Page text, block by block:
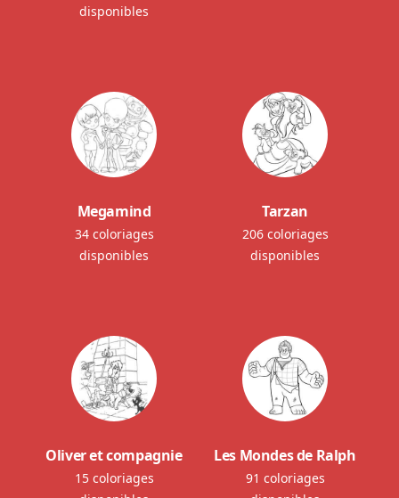
disponibles
Megamind
34 coloriages
disponibles
Tarzan
206 coloriages
disponibles
Oliver et compagnie
15 coloriages
Les Mondes de Ralph
91 coloriages